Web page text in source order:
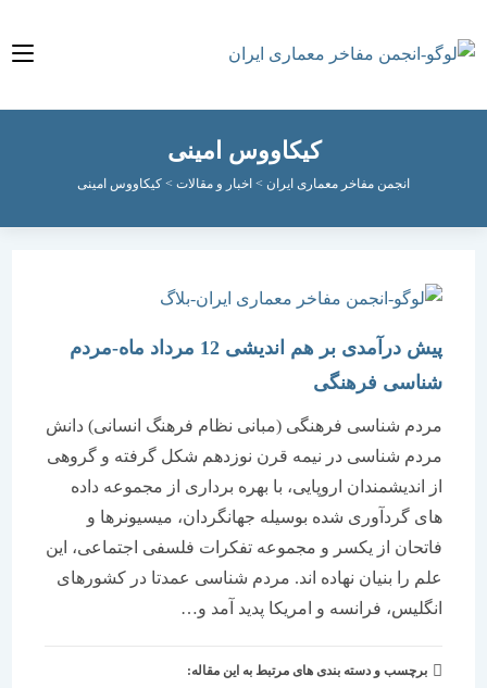
کیکاووس امینی
انجمن مفاخر معماری ایران > اخبار و مقالات>کیکاووس امینی
پیش درآمدی بر هم اندیشی 12 مرداد ماه-مردم
شناسی فرهنگی
مردم شناسی فرهنگی (مبانی نظام فرهنگ انسانی) دانش
مردم شناسی در نیمه قرن نوزدهم شکل گرفته و گروهی
از اندیشمندان اروپایی، با بهره برداری از مجموعه داده
های گردآوری شده بوسیله جهانگردان، میسیونرها و
فاتحان از یکسر و مجموعه تفکرات فلسفی اجتماعی، این
علم را بنیان نهاده اند. مردم شناسی عمدتا در کشورهای
انگلیس، فرانسه و امریکا پدید آمد و…
برچسب و دسته بندی های مرتبط به این مقاله: